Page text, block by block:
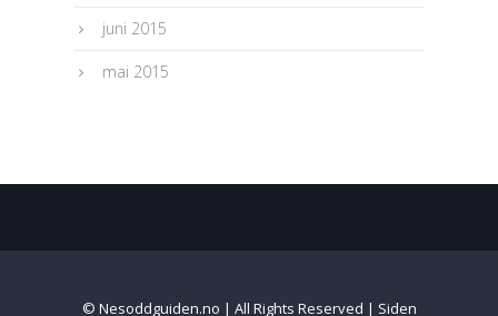
juni 2015
mai 2015
© Nesoddguiden.no | All Rights Reserved | Siden